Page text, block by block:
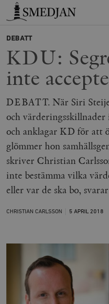
Timbro
DEBATT
KDU:
inte
DEBATT. När Siri
och
och anklagar KD för att
glömmer hon
skriver Christian
inte bestämma vilka
eller var de ska bo,
CHRISTIAN CARLSSON 5 APRIL 2018